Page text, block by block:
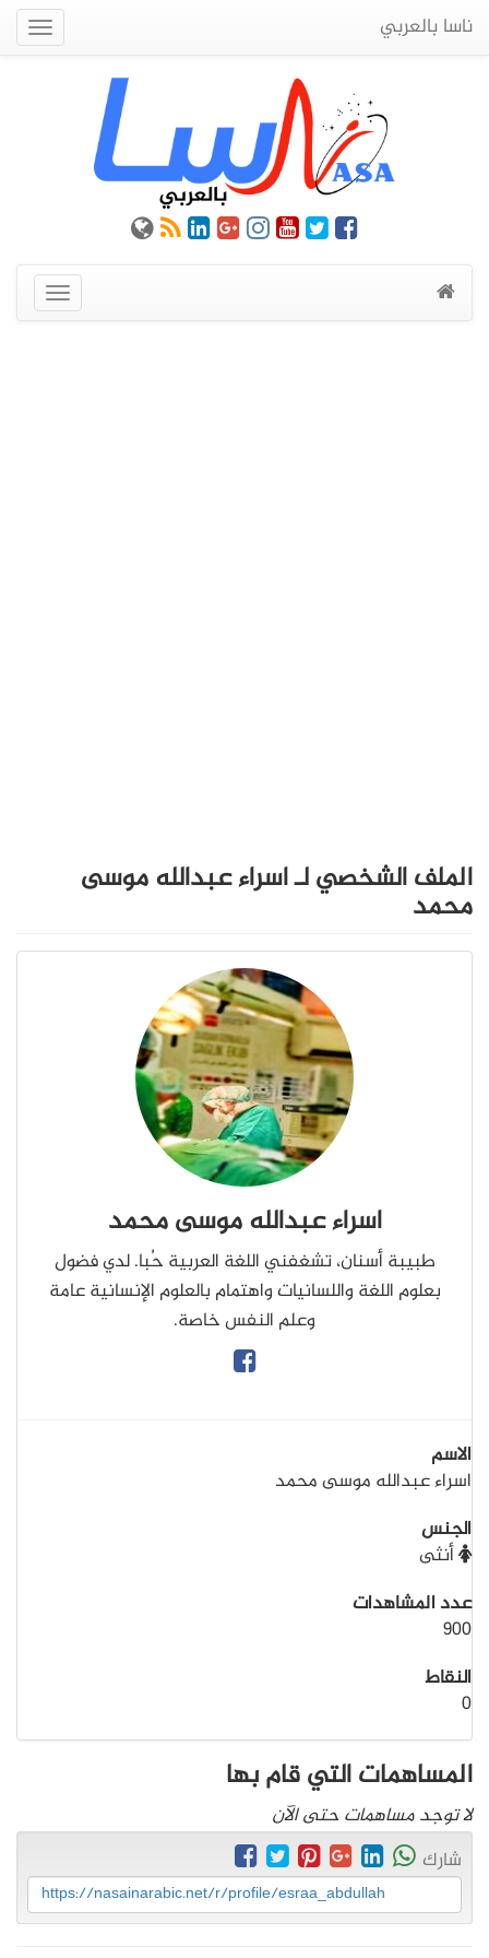
ناسا بالعربي
عرض
القائمة
الملف الشخصي لـ اسراء عبدالله موسى
محمد
اسراء عبدالله موسى محمد
طبيبة أسنان، تشغفني اللغة العربية حُبا. لدي فضول
بعلوم اللغة واللسانيات واهتمام بالعلوم الإنسانية عامة
وعلم النفس خاصة.
الاسم
اسراء عبدالله موسى محمد
الجنس
أنثى
عدد المشاهدات
900
النقاط
0
المساهمات التي قام بها
لا توجد مساهمات حتى الآن
شارك
https://nasainarabic.net/r/profile/esraa_abdullah